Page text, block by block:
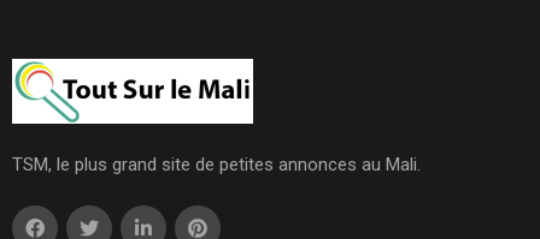
TSM, le plus grand site de petites annonces au Mali.